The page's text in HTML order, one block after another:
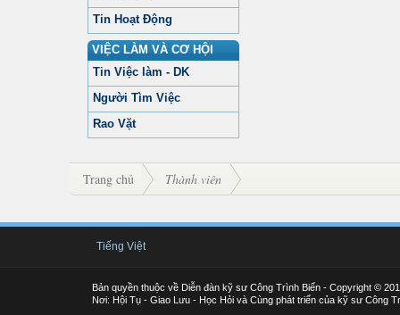
Tin Hoạt Động
VIỆC LÀM VÀ CƠ HỘI
Tin Việc làm - DK
Người Tìm Việc
Rao Vặt
Trang chủ Thành viên
Tiếng Việt
Bản quyền thuộc về Diễn đàn kỹ sư Công Trình Biển - Copyright ©
Nơi: Hội Tụ - Giao Lưu - Học Hỏi và Cùng phát triển của kỹ sư Công